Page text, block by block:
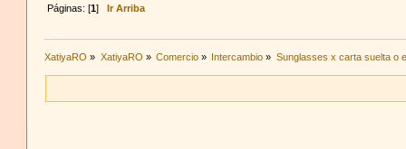
Páginas: [1] Ir Arriba
XatiyaRO » XatiyaRO » Comercio » Intercambio » Sunglasses x carta suelta o